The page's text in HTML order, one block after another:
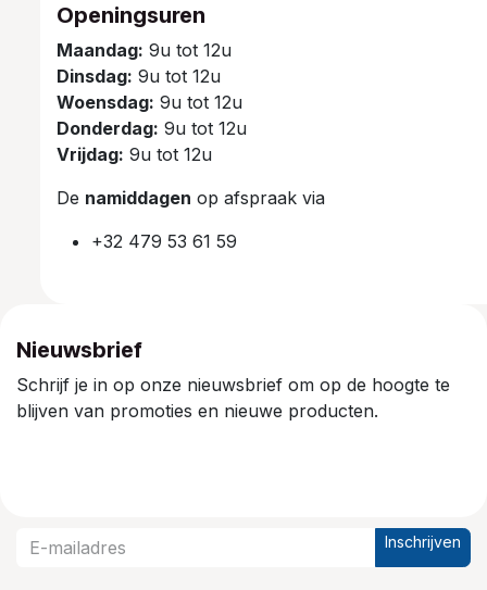
Openingsuren
Maandag: 9u tot 12u
Dinsdag: 9u tot 12u
Woensdag: 9u tot 12u
Donderdag: 9u tot 12u
Vrijdag: 9u tot 12u
De namiddagen op afspraak via
+32 479 53 61 59
Nieuwsbrief
Schrijf je in op onze nieuwsbrief om op de hoogte te
blijven van promoties en nieuwe producten.
Inschrijven